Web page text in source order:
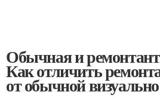
Обычная и
Как отличить
от обычной